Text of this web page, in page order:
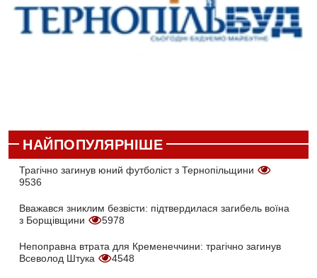
НАЙПОПУЛЯРНІШЕ
Трагічно загинув юний футболіст з Тернопільщини
9536
Вважався зниклим безвісти: підтвердилася загибель воїна
з Борщівщини
5978
Непоправна втрата для Кременеччини: трагічно загинув
Всеволод Штука
4548